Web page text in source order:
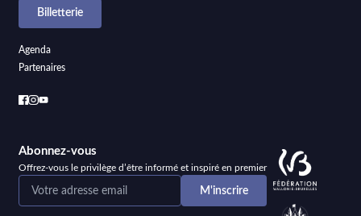
Billetterie
Agenda
Partenaires
Abonnez-vous
Offrez-vous le privilège d’être informé et inspiré en premier